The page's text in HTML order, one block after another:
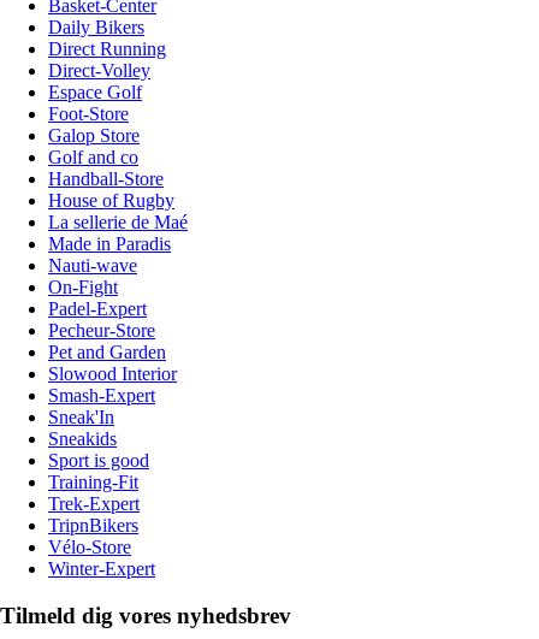
Basket-Center
Daily Bikers
Direct Running
Direct-Volley
Espace Golf
Foot-Store
Galop Store
Golf and co
Handball-Store
House of Rugby
La sellerie de Maé
Made in Paradis
Nauti-wave
On-Fight
Padel-Expert
Pecheur-Store
Pet and Garden
Slowood Interior
Smash-Expert
Sneak'In
Sneakids
Sport is good
Training-Fit
Trek-Expert
TripnBikers
Vélo-Store
Winter-Expert
Tilmeld dig vores nyhedsbrev